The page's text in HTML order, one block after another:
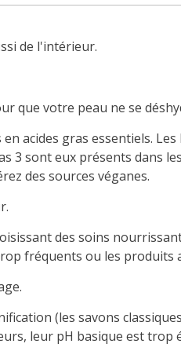
de l'intérieur.
que votre peau ne se
acides gras essentiels.
3 sont eux présents dans
des sources véganes.
des soins
fréquents ou les produits
(les savons
leur pH basique est trop